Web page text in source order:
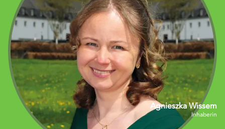
Agnieszka Wissem
Inhaberin